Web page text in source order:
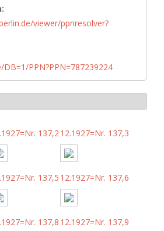
viewer/ppnresolver?
PPN?PPN=787239224
137,2 12.1927=Nr. 137,3
137,5 12.1927=Nr. 137,6
137,8 12.1927=Nr. 137,9